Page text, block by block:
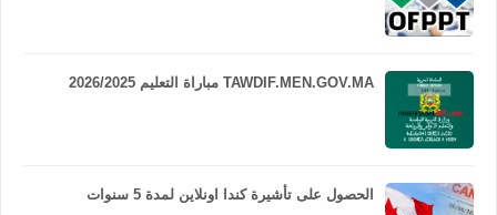
TAWDIF.MEN.GOV.MA مباراة التعليم 2026/2025
الحصول على تأشيرة كندا اونلاين لمدة 5 سنوات